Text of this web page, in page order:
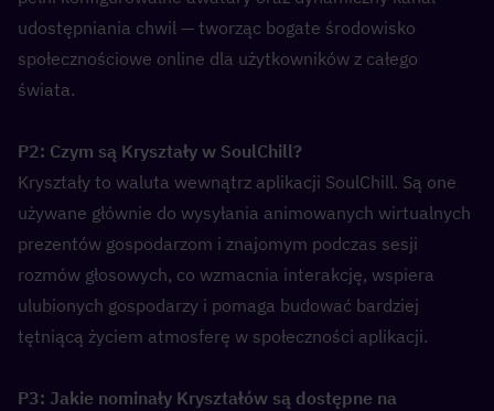
udostępniania chwil — tworząc bogate środowisko
społecznościowe online dla użytkowników z całego
świata.
P2: Czym są Kryształy w SoulChill?
Kryształy to waluta wewnątrz aplikacji SoulChill. Są one
używane głównie do wysyłania animowanych wirtualnych
prezentów gospodarzom i znajomym podczas sesji
rozmów głosowych, co wzmacnia interakcję, wspiera
ulubionych gospodarzy i pomaga budować bardziej
tętniącą życiem atmosferę w społeczności aplikacji.
P3: Jakie nominały Kryształów są dostępne na